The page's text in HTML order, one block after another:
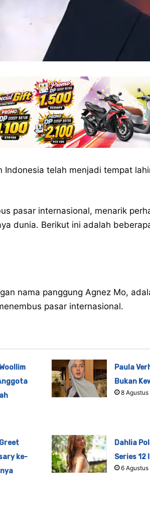
telah menjadi tempat
pasar internasional, menarik
dunia. Berikut ini adalah
nama panggung Agnez Mo,
pasar internasional.
Paula
Bukan
8
ke-
Dahlia
Series 12
6